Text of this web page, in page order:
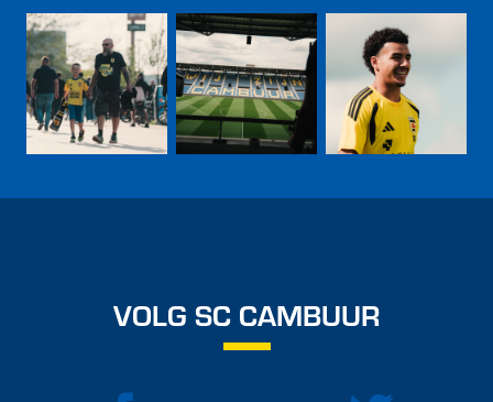
VOLG SC CAMBUUR